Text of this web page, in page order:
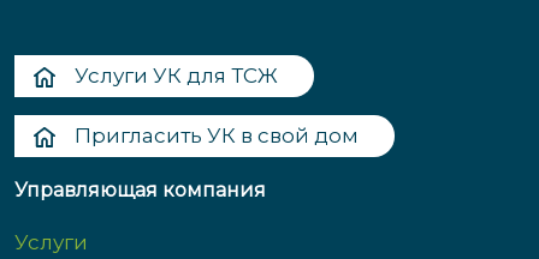
Услуги УК для ТСЖ
Пригласить УК в свой дом
Управляющая компания
Услуги